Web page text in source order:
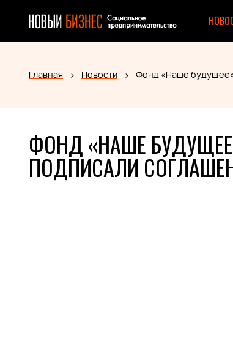
Главная Новости Фонд «Наше будущее»
ФОНД «НАШЕ
ПОДПИСАЛИ